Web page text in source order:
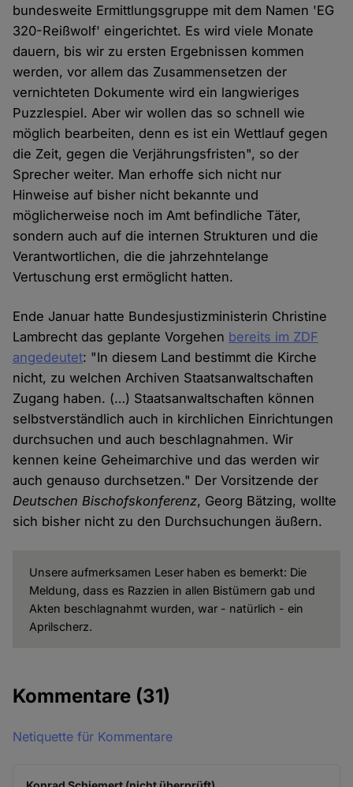
bundesweite Ermittlungsgruppe mit dem Namen 'EG
320-Reißwolf' eingerichtet. Es wird viele Monate
dauern, bis wir zu ersten Ergebnissen kommen
werden, vor allem das Zusammensetzen der
vernichteten Dokumente wird ein langwieriges
Puzzlespiel. Aber wir wollen das so schnell wie
möglich bearbeiten, denn es ist ein Wettlauf gegen
die Zeit, gegen die Verjährungsfristen", so der
Sprecher weiter. Man erhoffe sich nicht nur
Hinweise auf bisher nicht bekannte und
möglicherweise noch im Amt befindliche Täter,
sondern auch auf die internen Strukturen und die
Verantwortlichen, die die jahrzehntelange
Vertuschung erst ermöglicht hatten.
Ende Januar hatte Bundesjustizministerin Christine
Lambrecht das geplante Vorgehen bereits im ZDF
angedeutet: "In diesem Land bestimmt die Kirche
nicht, zu welchen Archiven Staatsanwaltschaften
Zugang haben. (…) Staatsanwaltschaften können
selbstverständlich auch in kirchlichen Einrichtungen
durchsuchen und auch beschlagnahmen. Wir
kennen keine Geheimarchive und das werden wir
auch genauso durchsetzen." Der Vorsitzende der
Deutschen Bischofskonferenz, Georg Bätzing, wollte
sich bisher nicht zu den Durchsuchungen äußern.
Unsere aufmerksamen Leser haben es bemerkt: Die
Meldung, dass es Razzien in allen Bistümern gab und
Akten beschlagnahmt wurden, war - natürlich - ein
Aprilscherz.
Kommentare (31)
Netiquette für Kommentare